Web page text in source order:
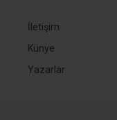
İletişim
Künye
Yazarlar